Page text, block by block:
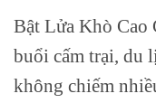
Bật Lửa Khò Cao
buổi cấm trại, du
không chiếm